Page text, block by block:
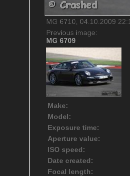
MG 6710, 04.10.2009
Previous image:
MG 6709
Make:
Model:
Exposure time:
Aperture value:
ISO speed:
Date created:
Focal length: